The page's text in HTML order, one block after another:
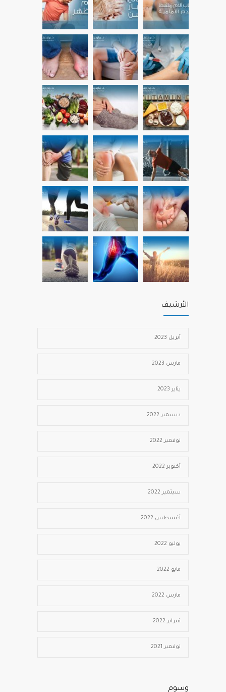
الأرشيف
أبريل 2023
مارس 2023
يناير 2023
ديسمبر 2022
نوفمبر 2022
أكتوبر 2022
سبتمبر 2022
أغسطس 2022
يوليو 2022
مايو 2022
مارس 2022
فبراير 2022
نوفمبر 2021
وسوم